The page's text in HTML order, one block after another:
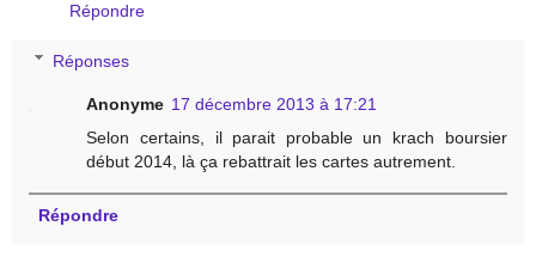
Répondre
Réponses
Anonyme 17 décembre 2013 à 17:21
Selon certains, il parait probable un krach boursier
début 2014, là ça rebattrait les cartes autrement.
Répondre